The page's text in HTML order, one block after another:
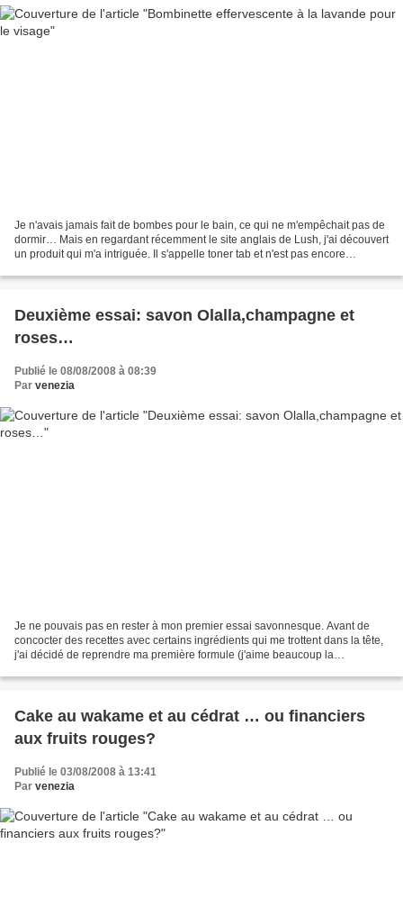
Je n'avais jamais fait de bombes pour le bain, ce qui ne m'empêchait pas de
dormir… Mais en regardant récemment le site anglais de Lush, j'ai découvert
un produit qui m'a intriguée. Il s'appelle toner tab et n'est pas encore
Deuxième essai: savon Olalla,champagne et
roses…
Publié le 08/08/2008 à 08:39
Par venezia
Je ne pouvais pas en rester à mon premier essai savonnesque. Avant de
concocter des recettes avec certains ingrédients qui me trottent dans la tête,
j'ai décidé de reprendre ma première formule (j'aime beaucoup la
Cake au wakame et au cédrat … ou financiers
aux fruits rouges?
Publié le 03/08/2008 à 13:41
Par venezia